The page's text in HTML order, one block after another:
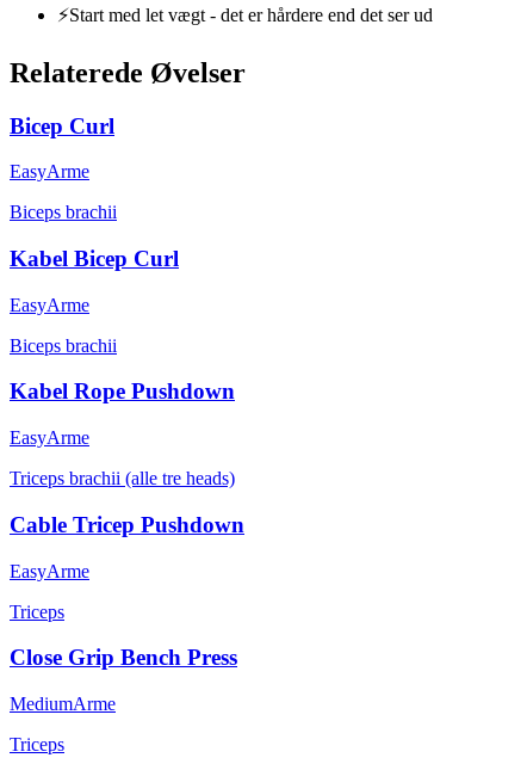
⚡Start med let vægt - det er hårdere end det ser ud
Relaterede Øvelser
Bicep Curl
EasyArme
Biceps brachii
Kabel Bicep Curl
EasyArme
Biceps brachii
Kabel Rope Pushdown
EasyArme
Triceps brachii (alle tre heads)
Cable Tricep Pushdown
EasyArme
Triceps
Close Grip Bench Press
MediumArme
Triceps